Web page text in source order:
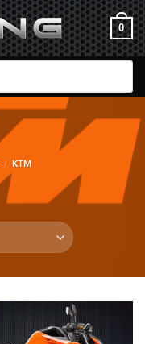
0
/ KTM